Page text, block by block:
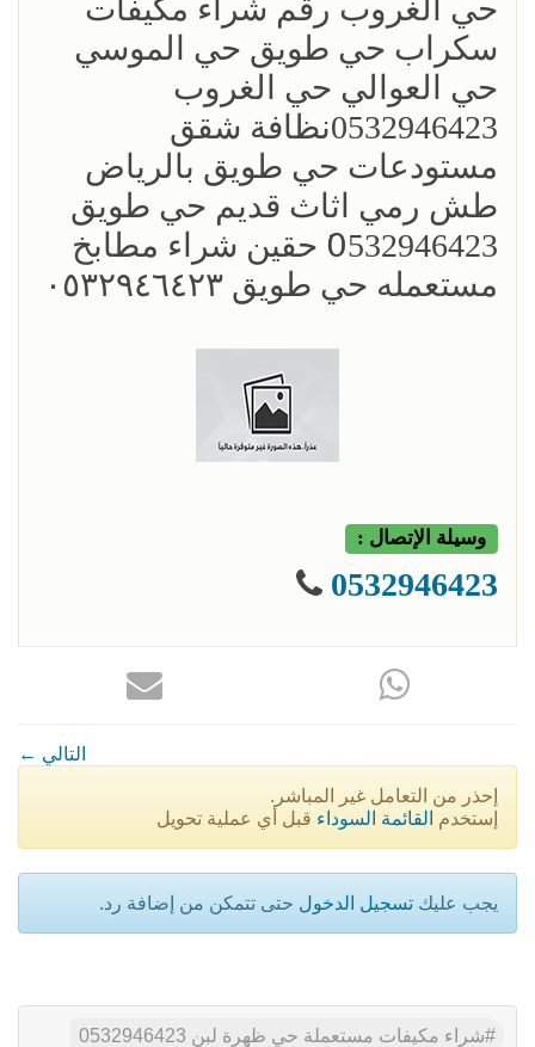
حي الغروب رقم شراء مكيفات
سكراب حي طويق حي الموسي
حي العوالي حي الغروب
0532946423نظافة شقق
مستودعات حي طويق بالرياض
طش رمي اثاث قديم حي طويق
0َ532946423 حقين شراء مطابخ
مستعمله حي طويق ٠٥٣٢٩٤٦٤٢٣
وسيلة الإتصال :
0532946423
← التالي
إحذر من التعامل غير المباشر.
إستخدم القائمة السوداء قبل أي عملية تحويل
يجب عليك تسجيل الدخول حتى تتمكن من إضافة رد.
شراء مكيفات مستعملة حي ظهرة لبن 0532946423